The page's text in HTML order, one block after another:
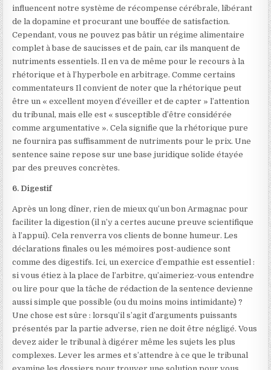
influencent notre système de récompense cérébrale, libérant
de la dopamine et procurant une bouffée de satisfaction.
Cependant, vous ne pouvez pas bâtir un régime alimentaire
complet à base de saucisses et de pain, car ils manquent de
nutriments essentiels. Il en va de même pour le recours à la
rhétorique et à l’hyperbole en arbitrage. Comme certains
commentateurs Il convient de noter que la rhétorique peut
être un « excellent moyen d’éveiller et de capter » l’attention
du tribunal, mais elle est « susceptible d’être considérée
comme argumentative ». Cela signifie que la rhétorique pure
ne fournira pas suffisamment de nutriments pour le prix. Une
sentence saine repose sur une base juridique solide étayée
par des preuves concrètes.
6. Digestif
Après un long dîner, rien de mieux qu’un bon Armagnac pour
faciliter la digestion (il n’y a certes aucune preuve scientifique
à l’appui). Cela renverra vos clients de bonne humeur. Les
déclarations finales ou les mémoires post-audience sont
comme des digestifs. Ici, un exercice d’empathie est essentiel :
si vous étiez à la place de l’arbitre, qu’aimeriez-vous entendre
ou lire pour que la tâche de rédaction de la sentence devienne
aussi simple que possible (ou du moins moins intimidante) ?
Une chose est sûre : lorsqu’il s’agit d’arguments puissants
présentés par la partie adverse, rien ne doit être négligé. Vous
devez aider le tribunal à digérer même les sujets les plus
complexes. Lever les armes et s’attendre à ce que le tribunal